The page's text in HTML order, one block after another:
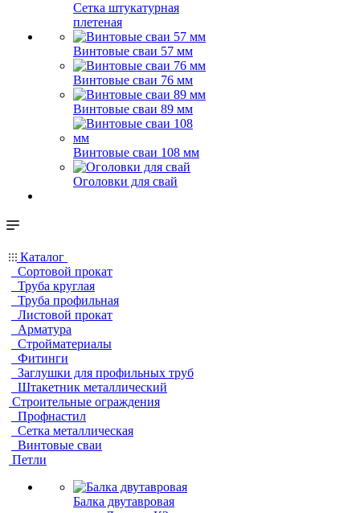
Сетка штукатурная
плетеная
Винтовые сваи 57 мм
Винтовые сваи 76 мм
Винтовые сваи 89 мм
Винтовые сваи 108 мм
Оголовки для свай
Каталог
Сортовой прокат
Труба круглая
Труба профильная
Листовой прокат
Арматура
Стройматериалы
Фитинги
Заглушки для профильных труб
Штакетник металлический
Строительные ограждения
Профнастил
Сетка металлическая
Винтовые сваи
Петли
Балка двутавровая